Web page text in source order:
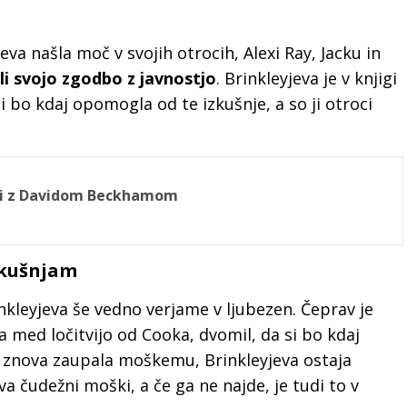
našla moč v svojih otrocih, Alexi Ray, Jacku in
svojo zgodbo z javnostjo. Brinkleyjeva je v knjigi
bo kdaj opomogla od te izkušnje, a so ji otroci
Davidom Beckhamom
še vedno verjame v ljubezen. Čeprav je
ločitvijo od Cooka, dvomil, da si bo kdaj
zaupala moškemu, Brinkleyjeva ostaja
čudežni moški, a če ga ne najde, je tudi to v